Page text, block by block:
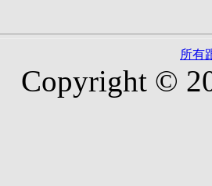
所有
Copyright ©